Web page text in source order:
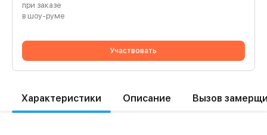
при заказе
в шоу-руме
Участвовать
Характеристики Описание Вызов